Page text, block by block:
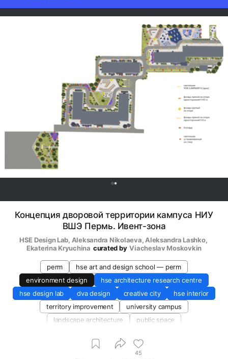
Концепция дворовой территории кампуса НИУ
ВШЭ Пермь. Ивент-зона
HSE Design Lab, Aleksandra Nikolaeva, Aleksandra Lashko,
Ekaterina Kryuchina curated by Viacheslav Moskovkin
perm
hse art and design school — perm
environment design
hse architecture research centre
hse design lab
dva design creative city
hse interior
territory improvement
university campus
landscape architecture
public space
45